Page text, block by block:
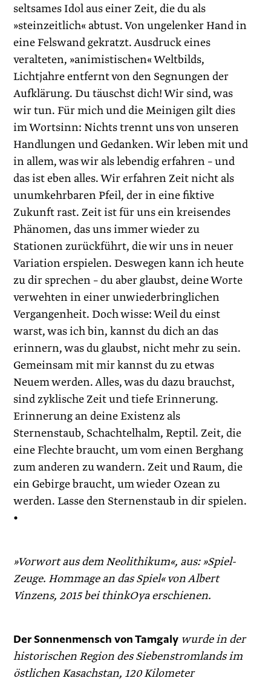
seltsames Idol aus einer Zeit, die du als
»steinzeitlich« abtust. Von ungelenker Hand in
eine Felswand gekratzt. Ausdruck eines
veralteten, »animistischen« Weltbilds,
Lichtjahre entfernt von den Segnungen der
Aufklärung. Du täuschst dich! Wir sind, was
wir tun. Für mich und die Meinigen gilt dies
im Wortsinn: Nichts trennt uns von unseren
Handlungen und Gedanken. Wir leben mit und
in allem, was wir als lebendig erfahren – und
das ist eben alles. Wir erfahren Zeit nicht als
unumkehrbaren Pfeil, der in eine fiktive
Zukunft rast. Zeit ist für uns ein kreisendes
Phänomen, das uns immer wieder zu
Stationen zurückführt, die wir uns in neuer
Variation erspielen. Deswegen kann ich heute
zu dir sprechen – du aber glaubst, deine Worte
verwehten in einer unwiederbringlichen
Vergangenheit. Doch wisse: Weil du einst
warst, was ich bin, kannst du dich an das
erinnern, was du glaubst, nicht mehr zu sein.
Gemeinsam mit mir kannst du zu etwas
Neuem werden. Alles, was du dazu brauchst,
sind zyklische Zeit und tiefe Erinnerung.
Erinnerung an deine Existenz als
Sternenstaub, Schachtelhalm, Reptil. Zeit, die
eine Flechte braucht, um vom einen Berghang
zum anderen zu wandern. Zeit und Raum, die
ein Gebirge braucht, um wieder Ozean zu
werden. Lasse den Sternenstaub in dir spielen.
•
»Vorwort aus dem Neolithikum«, aus: »Spiel-
Zeuge. Hommage an das Spiel« von Albert
Vinzens, 2015 bei thinkOya erschienen.
Der Sonnenmensch von Tamgaly wurde in der
historischen Region des Siebenstromlands im
östlichen Kasachstan, 120 Kilometer